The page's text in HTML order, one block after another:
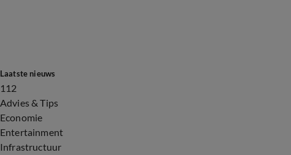
Laatste nieuws
112
Advies & Tips
Economie
Entertainment
Infrastructuur